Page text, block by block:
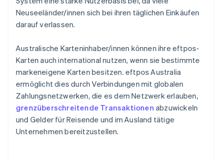
Neuseeländer/innen sich bei ihren täglichen Einkäufen
darauf verlassen.
Australische Karteninhaber/innen können ihre eftpos-
Karten auch international nutzen, wenn sie bestimmte
markeneigene Karten besitzen. eftpos Australia
ermöglicht dies durch Verbindungen mit globalen
Zahlungsnetzwerken, die es dem Netzwerk erlauben,
grenzüberschreitende Transaktionen abzuwickeln
und Gelder für Reisende und im Ausland tätige
Unternehmen bereitzustellen.